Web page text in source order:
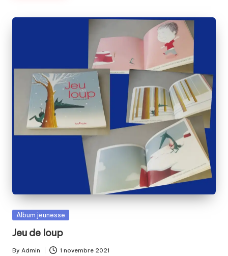
Posted
Album jeunesse
Jeu de loup
By Admin 1 novembre 2021